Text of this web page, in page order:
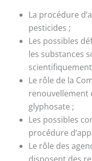
La procédure
pesticides ;
Les possibles
les substances
Le rôle de la
renouvellement
glyphosate ;
Les possibles
procédure
Le rôle des